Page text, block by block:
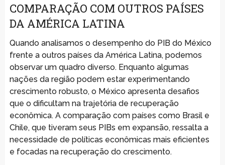
COMPARAÇÃO COM OUTROS PAÍSES
DA AMÉRICA LATINA
Quando analisamos o desempenho do PIB do México
frente a outros países da América Latina, podemos
observar um quadro diverso. Enquanto algumas
nações da região podem estar experimentando
crescimento robusto, o México apresenta desafios
que o dificultam na trajetória de recuperação
econômica. A comparação com países como Brasil e
Chile, que tiveram seus PIBs em expansão, ressalta a
necessidade de políticas econômicas mais eficientes
e focadas na recuperação do crescimento.